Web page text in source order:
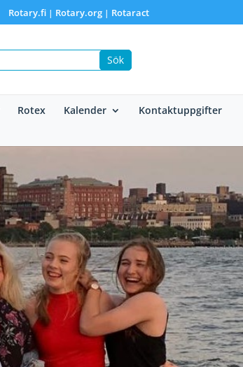
Rotary.fi| Rotary.org| Rotaract
Rotex Kalender
Kontaktuppgifter